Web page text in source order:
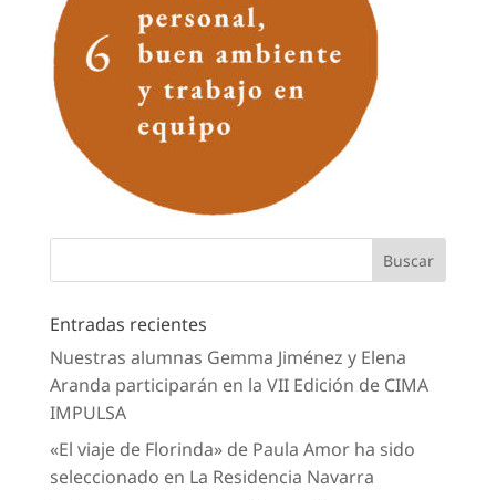
Entradas recientes
Nuestras alumnas Gemma Jiménez y Elena
Aranda participarán en la VII Edición de CIMA
IMPULSA
«El viaje de Florinda» de Paula Amor ha sido
seleccionado en La Residencia Navarra